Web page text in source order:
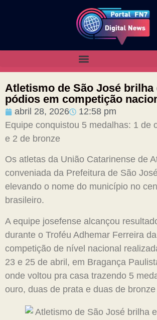
Atletismo de São José brilha
pódios em competição
abril 28, 2026
12:58 pm
Equipe conquistou 5 medalhas: 1 de
e 2 de bronze
Os atletas da União Catarinense de
conveniada da Prefeitura de São
elevando o nome do município no
brasileiro.
A equipe josefense alcançou
durante o Troféu Adhemar Ferreira
competição de nível nacional
23 e 25 de abril, em Bragança
onde voltou pra casa trazendo 5
ouro, duas de prata e duas de bronze